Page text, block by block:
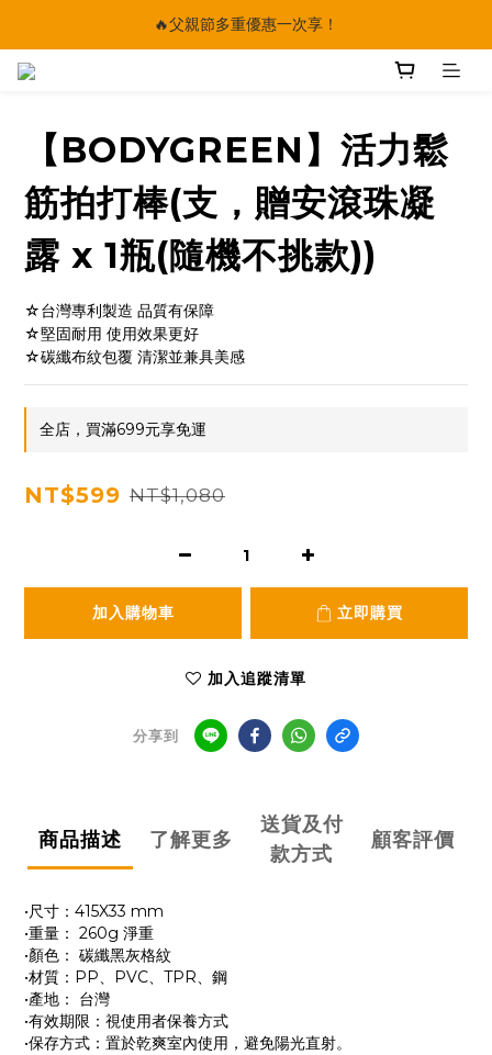
🔥父親節多重優惠一次享！
🔥父親節多重優惠一次享！
🔥父親節多重優惠一次享！
【BODYGREEN】活力鬆
筋拍打棒(支，贈安滾珠凝
露 x 1瓶(隨機不挑款))
☆台灣專利製造 品質有保障
☆堅固耐用 使用效果更好
☆碳纖布紋包覆 清潔並兼具美感
全店，買滿699元享免運
NT$599 NT$1,080
加入購物車 立即購買
加入追蹤清單
分享到
商品描述 了解更多
送貨及付
款方式
顧客評價
•尺寸：415X33 mm
•重量： 260g 淨重
•顏色： 碳纖黑灰格紋
•材質：PP、PVC、TPR、鋼
•產地： 台灣
•有效期限：視使用者保養方式
•保存方式：置於乾爽室內使用，避免陽光直射。